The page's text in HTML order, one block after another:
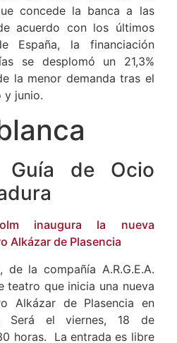
de avales del ICO ha
concede la banca a las
acuerdo con los últimos
España, la financiación
se desplomó un 21,3%
la menor demanda tras el
Guía de Ocio
inaugura la nueva
la compañía A.R.G.E.A.
teatro que inicia una nueva
Alkázar de Plasencia en
Será el viernes, 18 de